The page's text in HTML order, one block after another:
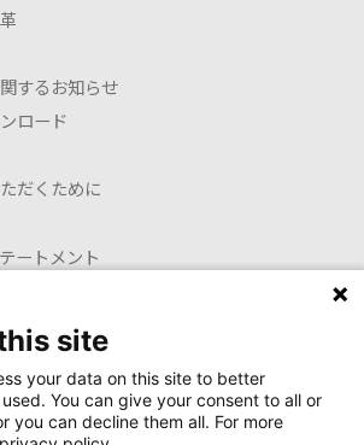
するお知らせ
ロード
だくために
ートメント
site
your data on this site to better
You can give your consent to all or
you can decline them all. For more